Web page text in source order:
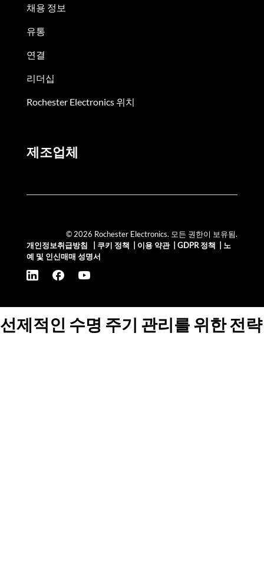
채용 정보
유통
연결
리더십
Rochester Electronics 위치
제조업체
© 2026 Rochester Electronics. 모든 권한이 보유됨.
개인정보취급방침
쿠키 정책 이용 약관| GDPR 정책
노
예 및 인신매매 성명서
선제적인 수명 주기 관리를 위한 전략